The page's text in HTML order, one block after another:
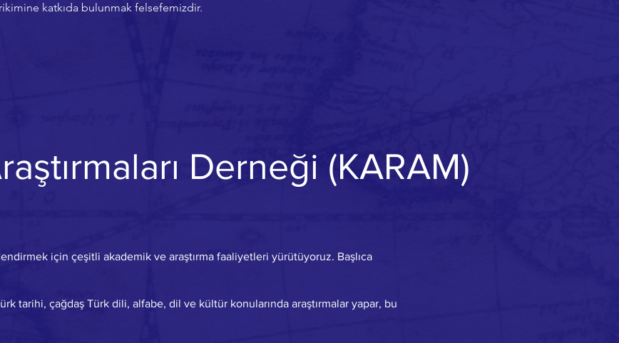
katkıda bulunmak felsefemizdir.
Derneği (KARAM)
için çeşitli akademik ve araştırma faaliyetleri yürütüyoruz. Başlıca
tarihi, çağdaş Türk dili, alfabe, dil ve kültür konularında araştırmalar yapar, bu